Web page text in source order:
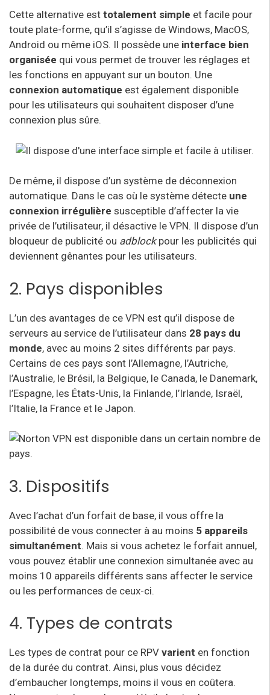
Cette alternative est totalement simple et facile pour
toute plate-forme, qu’il s’agisse de Windows, MacOS,
Android ou même iOS. Il possède une interface bien
organisée qui vous permet de trouver les réglages et
les fonctions en appuyant sur un bouton. Une
connexion automatique est également disponible
pour les utilisateurs qui souhaitent disposer d’une
connexion plus sûre.
De même, il dispose d’un système de déconnexion
automatique. Dans le cas où le système détecte une
connexion irrégulière susceptible d’affecter la vie
privée de l’utilisateur, il désactive le VPN. Il dispose d’un
bloqueur de publicité ou adblockpour les publicités qui
deviennent gênantes pour les utilisateurs.
2. Pays disponibles
L’un des avantages de ce VPN est qu’il dispose de
serveurs au service de l’utilisateur dans 28 pays du
monde, avec au moins 2 sites différents par pays.
Certains de ces pays sont l’Allemagne, l’Autriche,
l’Australie, le Brésil, la Belgique, le Canada, le Danemark,
l’Espagne, les États-Unis, la Finlande, l’Irlande, Israël,
l’Italie, la France et le Japon.
3. Dispositifs
Avec l’achat d’un forfait de base, il vous offre la
possibilité de vous connecter à au moins 5 appareils
simultanément. Mais si vous achetez le forfait annuel,
vous pouvez établir une connexion simultanée avec au
moins 10 appareils différents sans affecter le service
ou les performances de ceux-ci.
4. Types de contrats
Les types de contrat pour ce RPV varient en fonction
de la durée du contrat. Ainsi, plus vous décidez
d’embaucher longtemps, moins il vous en coûtera.